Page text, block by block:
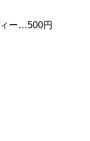
ー…500円